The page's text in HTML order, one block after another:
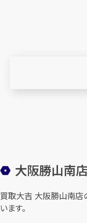
大阪勝山南
買取大吉 大阪勝山南店
います。